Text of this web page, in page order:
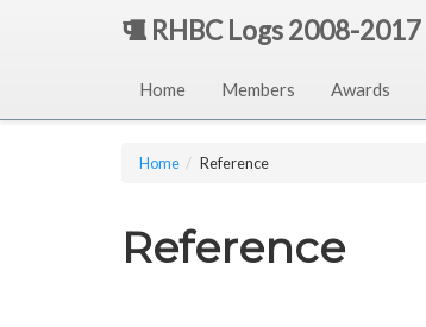
RHBC Logs 2008-2017
Home Members Awards
Home Reference
Reference